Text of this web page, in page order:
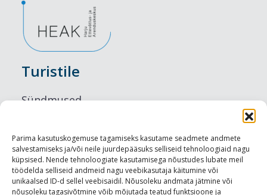
Parima kasutuskogemuse tagamiseks kasutame seadmete andmete
salvestamiseks ja/või neile juurdepääsuks selliseid tehnoloogiaid nagu
küpsised. Nende tehnoloogiate kasutamisega nõustudes lubate meil
töödelda selliseid andmeid nagu veebikasutaja käitumine või
unikaalsed ID-d sellel veebisaidil. Nõusoleku andmata jätmine või
nõusoleku tagasivõtmine võib mõjutada teatud funktsioone ja
Turistile
Sündmused
Maitseelamused
Vaatamisväärsused